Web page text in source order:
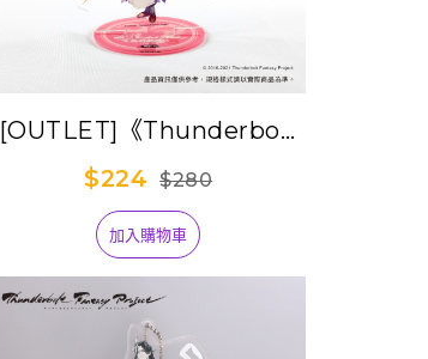
[OUTLET]《Thunderbolt
Fantasy 東離劍遊紀３》角
$224 $280
加入購物車